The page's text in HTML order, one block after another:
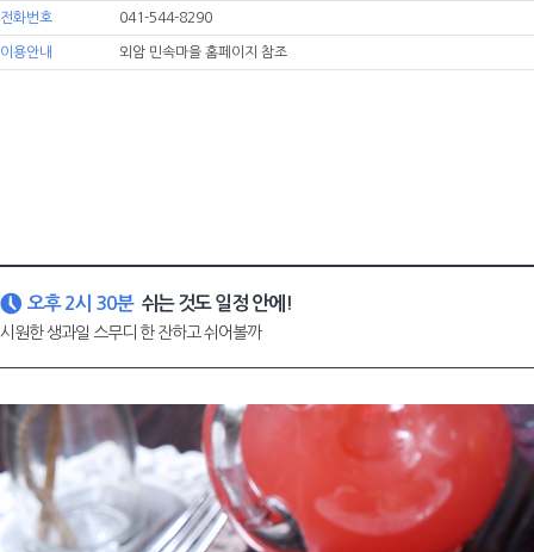
전화번호 041-544-8290
이용안내 외암 민속마을 홈페이지 참조
오후 2시 30분 쉬는 것도 일정 안에!
시원한 생과일 스무디 한 잔하고 쉬어볼까